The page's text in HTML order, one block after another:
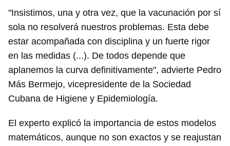
"Insistimos, una y otra vez, que la vacunación por sí
sola no resolverá nuestros problemas. Esta debe
estar acompañada con disciplina y un fuerte rigor
en las medidas (...). De todos depende que
aplanemos la curva definitivamente", advierte Pedro
Más Bermejo, vicepresidente de la Sociedad
Cubana de Higiene y Epidemiología.
El experto explicó la importancia de estos modelos
matemáticos, aunque no son exactos y se reajustan